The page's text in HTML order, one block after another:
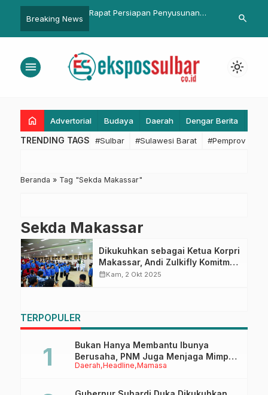
Breaking News
Strategi Pengelolaan
Bahas APBD dan
Bersama DPRD
Rapat Persiapan Penyusunan
Daerah 2026, Soroti Program 3
Wabup
search
menu light_mode
home Advertorial Budaya Daerah Dengar Berita
TRENDING TAGS #Sulbar #Sulawesi Barat #Pemprov
Beranda » Tag "Sekda Makassar"
Sekda Makassar
Dikukuhkan sebagai Ketua Korpri
Makassar, Andi Zulkifly Komitmen
Jaga Netralitas Birokrasi dan
calendar_monthKam, 2 Okt 2025
TERPOPULER
Daerah Headline Mamasa
Bukan Hanya Membantu Ibunya
Berusaha, PNM Juga Menjaga Mimpi
Anaknya Untuk Menggapai Cita-Cita